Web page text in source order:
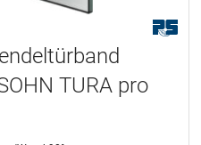
TURA pro